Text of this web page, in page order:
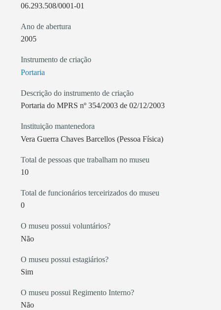
06.293.508/0001-01
Ano de abertura
2005
Instrumento de criação
Portaria
Descrição do instrumento de criação
Portaria do MPRS nº 354/2003 de 02/12/2003
Instituição mantenedora
Vera Guerra Chaves Barcellos (Pessoa Física)
Total de pessoas que trabalham no museu
10
Total de funcionários terceirizados do museu
0
O museu possui voluntários?
Não
O museu possui estagiários?
Sim
O museu possui Regimento Interno?
Não